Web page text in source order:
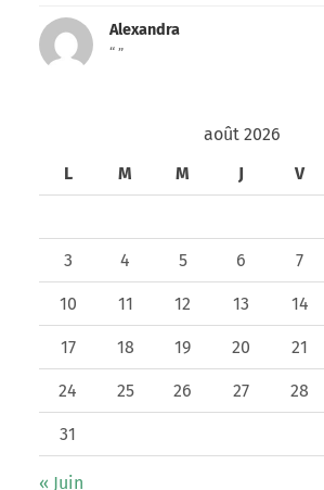
Alexandra
“ ”
août 2026
L
M M J V
3 4 5 6 7
10 11 12 13 14
17 18 19 20 21
24 25 26 27 28
31
« Juin